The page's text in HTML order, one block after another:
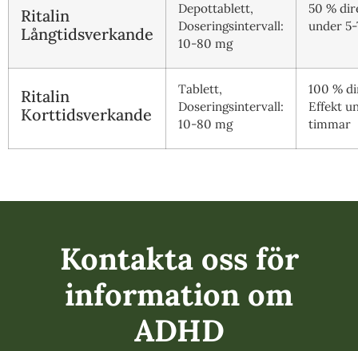
Ritalin
Långtidsverkande
Depottablett,
Doseringsintervall:
10-80 mg
50 %
under
Ritalin
Korttidsverkande
Tablett,
Doseringsintervall:
10-80 mg
100 %
Effekt
timmar
Kontakta oss för
information om
ADHD